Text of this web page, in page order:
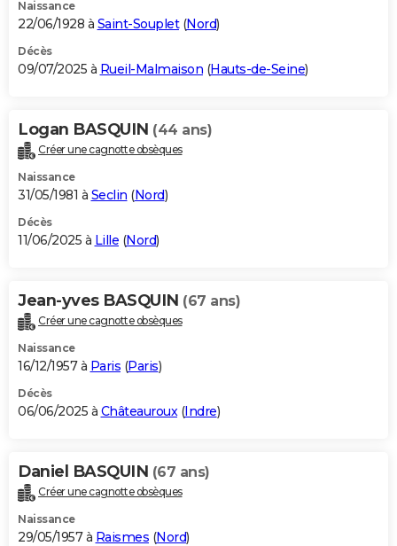
Naissance
22/06/1928 à Saint-Souplet(Nord)
Décès
09/07/2025 à Rueil-Malmaison (Hauts-de-Seine)
Logan BASQUIN (44 ans)
Créer une cagnotte obsèques
Naissance
31/05/1981 à Seclin (Nord)
Décès
11/06/2025 à Lille (Nord)
Jean-yves BASQUIN (67 ans)
Créer une cagnotte obsèques
Naissance
16/12/1957 à Paris (Paris)
Décès
06/06/2025 à Châteauroux(Indre)
Daniel BASQUIN (67 ans)
Créer une cagnotte obsèques
Naissance
29/05/1957 à Raismes (Nord)